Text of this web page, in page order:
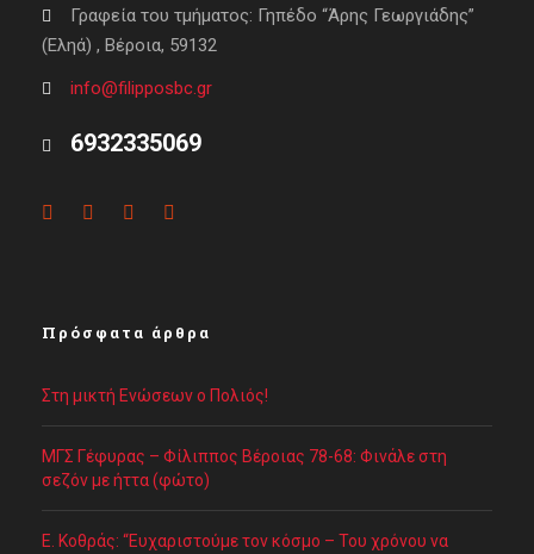
Γραφεία του τμήματος: Γηπέδο “Άρης Γεωργιάδης”
(Εληά) , Βέροια, 59132
info@filipposbc.gr
6932335069
Πρόσφατα άρθρα
Στη μικτή Ενώσεων ο Πολιός!
ΜΓΣ Γέφυρας – Φίλιππος Βέροιας 78-68: Φινάλε στη
σεζόν με ήττα (φώτο)
Ε. Κοθράς: “Ευχαριστούμε τον κόσμο – Του χρόνου να